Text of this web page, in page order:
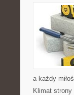
a każdy
Klimat